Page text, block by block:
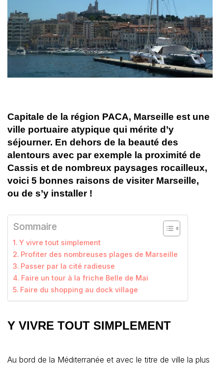
Capitale de la région PACA, Marseille est une
ville portuaire atypique qui mérite d’y
séjourner. En dehors de la beauté des
alentours avec par exemple la proximité de
Cassis et de nombreux paysages rocailleux,
voici 5 bonnes raisons de visiter Marseille,
ou de s’y installer !
Sommaire
Y vivre tout simplement
Profiter des nombreuses plages de Marseille
Passer par la cité radieuse
Faire un tour à la friche Belle de Mai
Faire du shopping au dock village
Y VIVRE TOUT SIMPLEMENT
Au bord de la Méditerranée et avec le titre de ville la plus